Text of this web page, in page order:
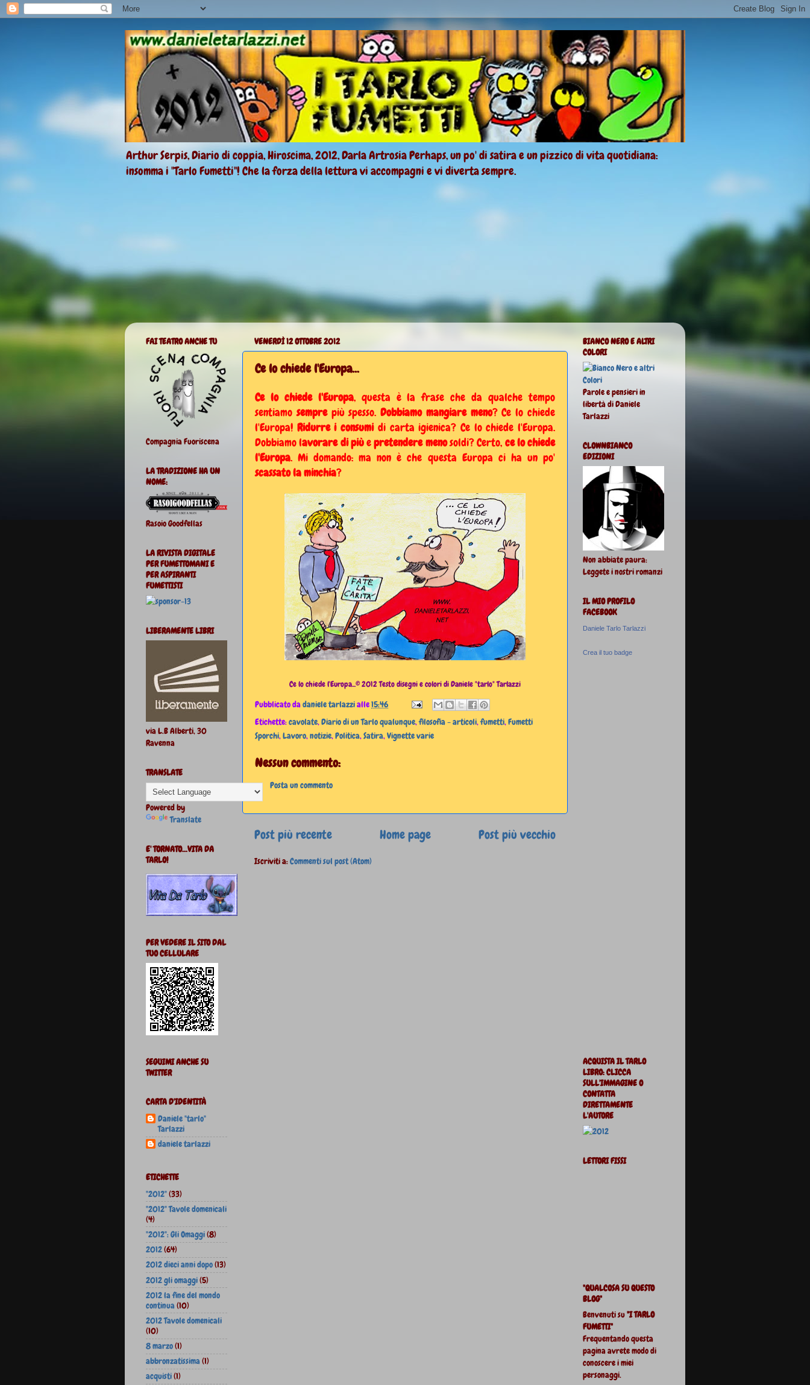
Arthur Serpis, Diario di coppia, Hiroscima, 2012, Darla Artrosia Perhaps, un po' di satira e un pizzico di vita quotidiana:
insomma i "Tarlo Fumetti"! Che la forza della lettura vi accompagni e vi diverta sempre.
VENERDÌ 12 OTTOBRE 2012
Ce lo chiede l'Europa...
Ce lo chiede l'Europa, questa è la frase che da qualche tempo
sentiamosemprepiù spesso.Dobbiamo mangiare meno? Ce lo chiede
l'Europa! Ridurre i consumidi carta igienica? Ce lo chiede l'Europa.
Dobbiamo lavorare di piùepretendere menosoldi? Certo, ce lo chiede
l'Europa. Mi domando: ma non è che questa Europa ci ha un po'
scassato la minchia?
Ce lo chiede l'Europa...© 2012 Testo disegni e colori di Daniele "tarlo" Tarlazzi
Pubblicato dadaniele tarlazzialle15:46
Etichette:cavolate,Diario di un Tarlo qualunque,filosofia - articoli,fumetti,Fumetti
Sporchi,Lavoro,notizie,Politica,Satira,Vignette varie
Nessun commento:
Posta un commento
Post più recente Post più vecchio
Home page
Iscriviti a:Commenti sul post (Atom)
FAI TEATRO ANCHE TU
Compagnia Fuoriscena
LA TRADIZIONE HA UN
NOME:
Rasoio Goodfellas
LA RIVISTA DIGITALE
PER FUMETTOMANI E
PER ASPIRANTI
FUMETTISTI
LIBERAMENTE LIBRI
via L.B Alberti, 30
Ravenna
TRANSLATE
Powered by
Translate
E' TORNATO...VITA DA
TARLO!
PER VEDERE IL SITO DAL
TUO CELLULARE
SEGUIMI ANCHE SU
TWITTER
CARTA D'IDENTITÀ
Daniele "tarlo"
Tarlazzi
daniele tarlazzi
ETICHETTE
"2012"(33)
"2012" Tavole domenicali
(4)
"2012": Gli Omaggi(8)
2012(64)
2012 dieci anni dopo(13)
2012 gli omaggi(5)
2012 la fine del mondo
continua(10)
2012 Tavole domenicali
(10)
8 marzo(1)
abbronzatissima(1)
acquisti(1)
BIANCO NERO E ALTRI
COLORI
Parole e pensieri in
libertà di Daniele
Tarlazzi
CLOWNBIANCO
EDIZIONI
Non abbiate paura:
Leggete i nostri romanzi
IL MIO PROFILO
FACEBOOK
Daniele Tarlo Tarlazzi
Crea il tuo badge
ACQUISTA IL TARLO
LIBRO: CLICCA
SULL'IMMAGINE O
CONTATTA
DIRETTAMENTE
L'AUTORE
LETTORI FISSI
"QUALCOSA SU QUESTO
BLOG"
Benvenuti su"I TARLO
FUMETTI"
Frequentando questa
pagina avrete modo di
conoscere i miei
personaggi.